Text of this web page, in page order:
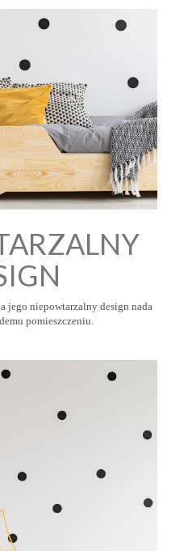
jego niepowtarzalny design nada
pomieszczeniu.